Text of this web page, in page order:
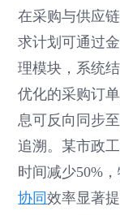
在采购与供应
求计划可通过
理模块，系统
优化的采购订
息可反向同步
追溯。某市政
时间减少50%
协同效率显著